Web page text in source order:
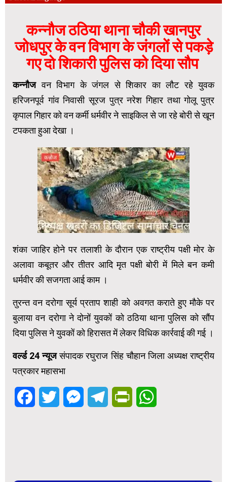
कन्नौज ठठिया थाना चौकी खानपुर
जोधपुर के वन विभाग के जंगलों से पकड़े
गए दो शिकारी पुलिस को दिया सौप
कन्नौजवन विभाग के जंगल से शिकार का लौट रहे युवक
हरिजनपूर्व गांव निवासी सूरज पुत्र नरेश गिहार तथा गोलू पुत्र
कृपाल गिहार को वन कर्मी धर्मवीर ने साइकिल से जा रहे बोरी से खून
टपकता हुआ देखा ।
शंका जाहिर होने पर तलाशी के दौरान एक राष्ट्रीय पक्षी मोर के
अलावा कबूतर और तीतर आदि मृत पक्षी बोरी में मिले बन कमी
धर्मवीर की सजगता आई काम ।
तुरन्त वन दरोगा सूर्य प्रताप शाही को अवगत कराते हुए मौके पर
बुलाया वन दरोगा ने दोनों युवकों को ठठिया थाना पुलिस को सौंप
दिया पुलिस ने युवकों को हिरासत में लेकर विधिक कार्रवाई की गई ।
वर्ल्ड 24 न्यूजसंपादक रघुराज सिंह चौहान जिला अध्यक्ष राष्ट्रीय
पत्रकार महासभा
FacebookTwitter MessengerTelegramPrintFriendly